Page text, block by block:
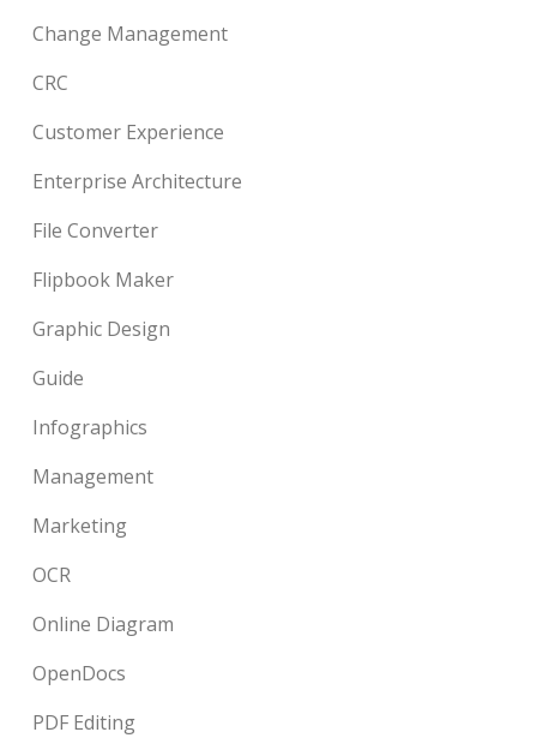
Change Management
CRC
Customer Experience
Enterprise Architecture
File Converter
Flipbook Maker
Graphic Design
Guide
Infographics
Management
Marketing
OCR
Online Diagram
OpenDocs
PDF Editing